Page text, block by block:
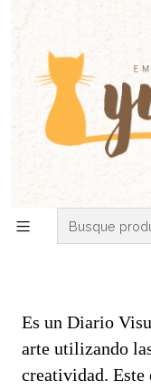
ENVIOS DE
Inicio Blog ¿Qué
¿Qué
Es un Diario
arte utilizando
creatividad. Este